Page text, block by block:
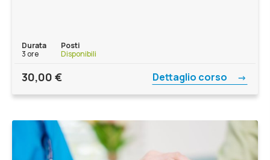
Durata
3 ore
Posti
Disponibili
30,00 € Dettaglio corso